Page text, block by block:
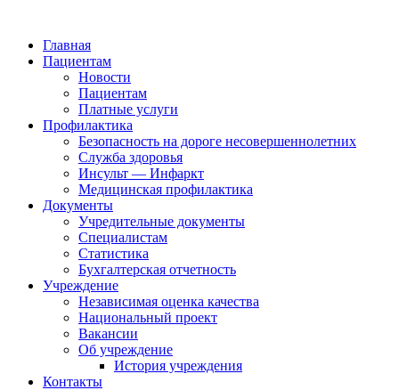
Главная
Пациентам
Новости
Пациентам
Платные услуги
Профилактика
Безопасность на дороге несовершеннолетних
Служба здоровья
Инсульт — Инфаркт
Медицинская профилактика
Документы
Учредительные документы
Специалистам
Статистика
Бухгалтерская отчетность
Учреждение
Независимая оценка качества
Национальный проект
Вакансии
Об учреждение
История учреждения
Контакты